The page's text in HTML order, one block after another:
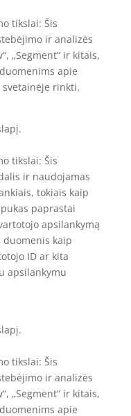
tikslai: Šis
ir analizės
„Segment“ ir kitais,
apie
rinkti.
tikslai: Šis
ir naudojamas
tokiais kaip
paprastai
apsilankymą
kaip
ID ar kita
apsilankymu
tikslai: Šis
ir analizės
„Segment“ ir kitais,
apie